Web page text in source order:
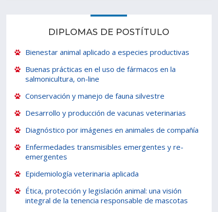
DIPLOMAS DE POSTÍTULO
Bienestar animal aplicado a especies productivas
Buenas prácticas en el uso de fármacos en la
salmonicultura, on-line
Conservación y manejo de fauna silvestre
Desarrollo y producción de vacunas veterinarias
Diagnóstico por imágenes en animales de compañía
Enfermedades transmisibles emergentes y re-
emergentes
Epidemiología veterinaria aplicada
Ética, protección y legislación animal: una visión
integral de la tenencia responsable de mascotas